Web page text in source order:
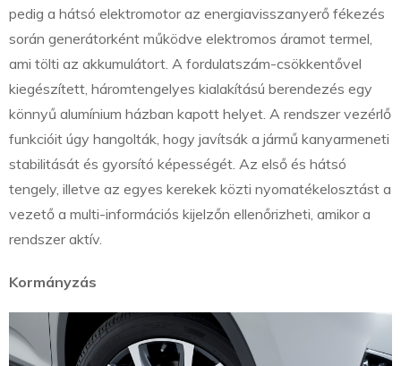
pedig a hátsó elektromotor az energiavisszanyerő fékezés
során generátorként működve elektromos áramot termel,
ami tölti az akkumulátort. A fordulatszám-csökkentővel
kiegészített, háromtengelyes kialakítású berendezés egy
könnyű alumínium házban kapott helyet. A rendszer vezérlő
funkcióit úgy hangolták, hogy javítsák a jármű kanyarmeneti
stabilitását és gyorsító képességét. Az első és hátsó
tengely, illetve az egyes kerekek közti nyomatékelosztást a
vezető a multi-információs kijelzőn ellenőrizheti, amikor a
rendszer aktív.
Kormányzás